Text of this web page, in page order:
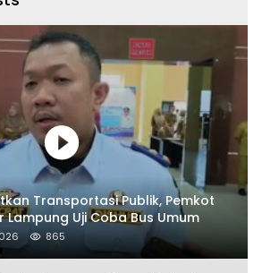
Transportasi Publik, Pemkot
Lampung Uji Coba Bus Umum
865